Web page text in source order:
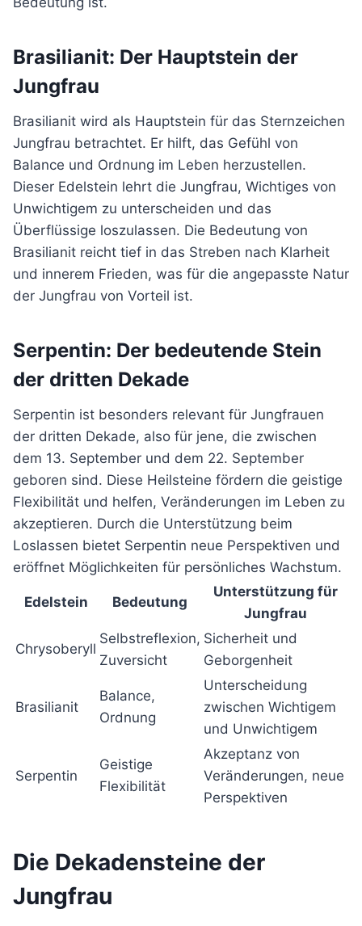
Brasilianit: Der Hauptstein der
Jungfrau
Brasilianit wird als Hauptstein für das Sternzeichen
Jungfrau betrachtet. Er hilft, das Gefühl von
Balance und Ordnung im Leben herzustellen.
Dieser Edelstein lehrt die Jungfrau, Wichtiges von
Unwichtigem zu unterscheiden und das
Überflüssige loszulassen. Die Bedeutung von
Brasilianit reicht tief in das Streben nach Klarheit
und innerem Frieden, was für die angepasste Natur
der Jungfrau von Vorteil ist.
Serpentin: Der bedeutende Stein
der dritten Dekade
Serpentin ist besonders relevant für Jungfrauen
der dritten Dekade, also für jene, die zwischen
dem 13. September und dem 22. September
geboren sind. Diese Heilsteine fördern die geistige
Flexibilität und helfen, Veränderungen im Leben zu
akzeptieren. Durch die Unterstützung beim
Loslassen bietet Serpentin neue Perspektiven und
eröffnet Möglichkeiten für persönliches Wachstum.
Edelstein Bedeutung
Unterstützung für
Jungfrau
Chrysoberyll
Selbstreflexion,
Zuversicht
Sicherheit und
Geborgenheit
Brasilianit
Balance,
Ordnung
Unterscheidung
zwischen Wichtigem
und Unwichtigem
Serpentin
Geistige
Flexibilität
Akzeptanz von
Veränderungen, neue
Perspektiven
Die Dekadensteine der
Jungfrau